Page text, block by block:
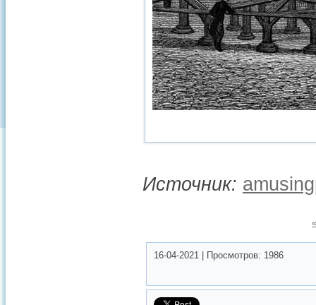
Источник:
16-04-2021 Просмотров: 1986